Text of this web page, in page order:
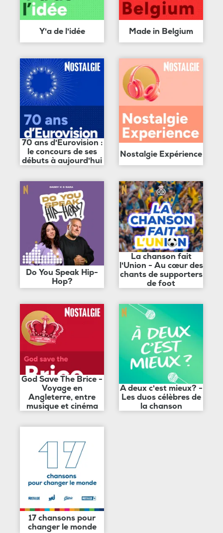
Y'a de l'idée Made in Belgium
70 ans d'Eurovision :
le concours de ses
débuts à aujourd'hui
Nostalgie Expérience
Do You Speak Hip-
Hop?
La chanson fait
l'Union - Au cœur des
chants de supporters
de foot
God Save The Brice -
Voyage en
Angleterre, entre
musique et cinéma
A deux c'est mieux? -
Les duos célèbres de
la chanson
17 chansons pour
changer le monde